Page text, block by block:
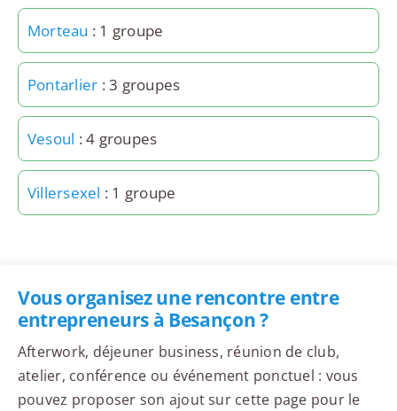
Morteau : 1 groupe
Pontarlier : 3 groupes
Vesoul : 4 groupes
Villersexel : 1 groupe
Vous organisez une rencontre entre
entrepreneurs à Besançon ?
Afterwork, déjeuner business, réunion de club,
atelier, conférence ou événement ponctuel : vous
pouvez proposer son ajout sur cette page pour le